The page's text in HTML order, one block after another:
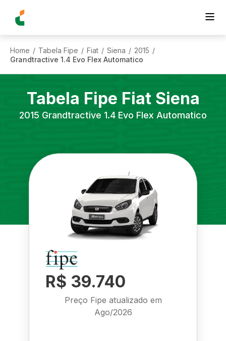
Home / Tabela Fipe / Fiat / Siena / 2015 /
Grandtractive 1.4 Evo Flex Automatico
Tabela Fipe Fiat Siena
2015 Grandtractive 1.4 Evo Flex Automatico
R$ 39.740
Preço Fipe atualizado em
Ago/2026